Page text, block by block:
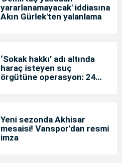
yararlanamayacak' iddiasına
Akın Gürlek'ten yalanlama
‘Sokak hakkı’ adı altında
haraç isteyen suç
örgütüne operasyon: 24
Yeni sezonda Akhisar
mesaisi! Vanspor'dan resmi
imza